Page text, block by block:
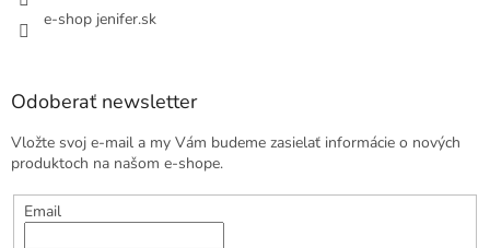
e-shop jenifer.sk
Odoberať newsletter
Vložte svoj e-mail a my Vám budeme zasielať informácie o nových
produktoch na našom e-shope.
Email